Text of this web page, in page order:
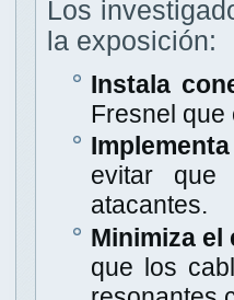
Los
la exposición:
Instala
Fresnel que
evitar que
atacantes.
Minimiza el
que los